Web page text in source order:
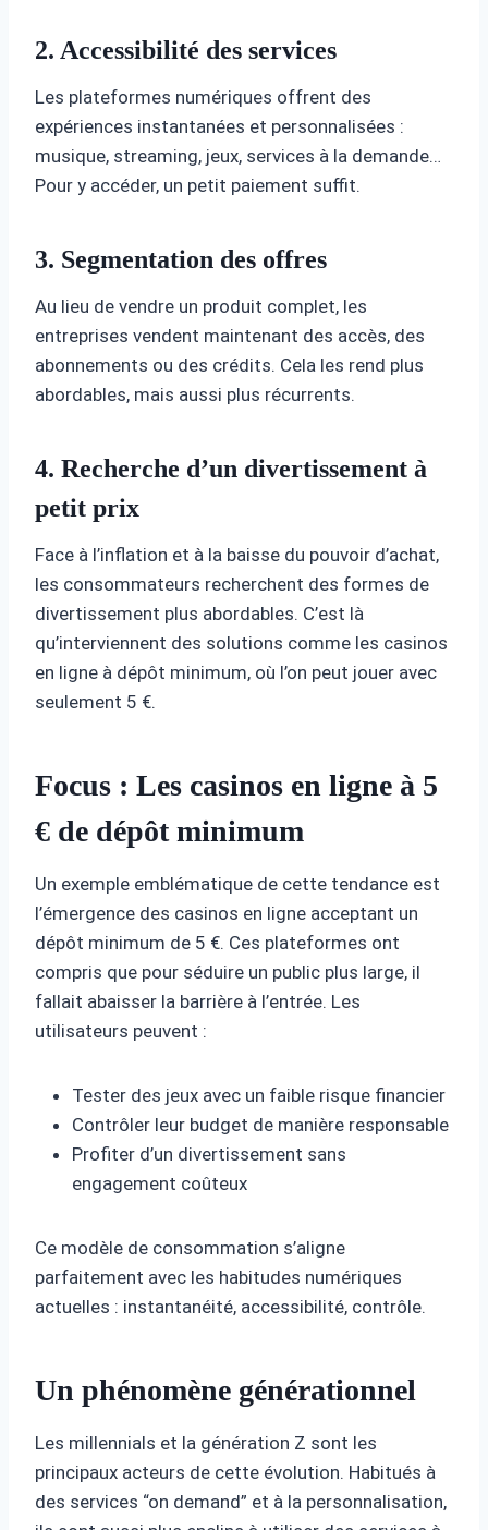
2. Accessibilité des services
Les plateformes numériques offrent des
expériences instantanées et personnalisées :
musique, streaming, jeux, services à la demande…
Pour y accéder, un petit paiement suffit.
3. Segmentation des offres
Au lieu de vendre un produit complet, les
entreprises vendent maintenant des accès, des
abonnements ou des crédits. Cela les rend plus
abordables, mais aussi plus récurrents.
4. Recherche d’un divertissement à
petit prix
Face à l’inflation et à la baisse du pouvoir d’achat,
les consommateurs recherchent des formes de
divertissement plus abordables. C’est là
qu’interviennent des solutions comme les casinos
en ligne à dépôt minimum, où l’on peut jouer avec
seulement 5 €.
Focus : Les casinos en ligne à 5
€ de dépôt minimum
Un exemple emblématique de cette tendance est
l’émergence des casinos en ligne acceptant un
dépôt minimum de 5 €. Ces plateformes ont
compris que pour séduire un public plus large, il
fallait abaisser la barrière à l’entrée. Les
utilisateurs peuvent :
Tester des jeux avec un faible risque financier
Contrôler leur budget de manière responsable
Profiter d’un divertissement sans
engagement coûteux
Ce modèle de consommation s’aligne
parfaitement avec les habitudes numériques
actuelles : instantanéité, accessibilité, contrôle.
Un phénomène générationnel
Les millennials et la génération Z sont les
principaux acteurs de cette évolution. Habitués à
des services “on demand” et à la personnalisation,